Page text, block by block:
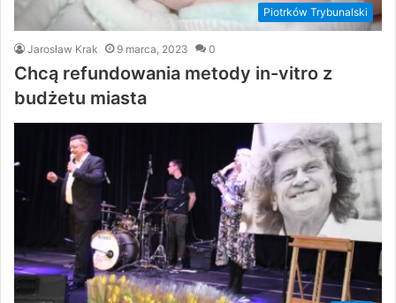
Piotrków Trybunalski
Jarosław Krak 9 marca, 2023 0
Chcą refundowania metody in-vitro z
budżetu miasta